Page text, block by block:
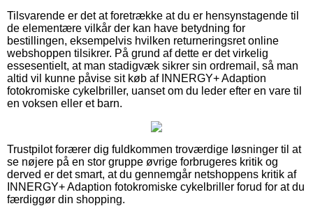
Tilsvarende er det at foretrække at du er hensynstagende til
de elementære vilkår der kan have betydning for
bestillingen, eksempelvis hvilken returneringsret online
webshoppen tilsikrer. På grund af dette er det virkelig
essesentielt, at man stadigvæk sikrer sin ordremail, så man
altid vil kunne påvise sit køb af INNERGY+ Adaption
fotokromiske cykelbriller, uanset om du leder efter en vare til
en voksen eller et barn.
Trustpilot forærer dig fuldkommen troværdige løsninger til at
se nøjere på en stor gruppe øvrige forbrugeres kritik og
derved er det smart, at du gennemgår netshoppens kritik af
INNERGY+ Adaption fotokromiske cykelbriller forud for at du
færdiggør din shopping.